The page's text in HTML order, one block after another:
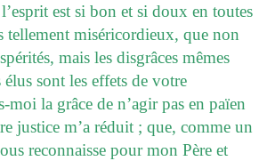
est si bon et si doux en toutes
tellement miséricordieux, que non
mais les disgrâces mêmes
sont les effets de votre
moi la grâce de n’agir pas en païen
justice m’a réduit ; que, comme un
reconnaisse pour mon Père et